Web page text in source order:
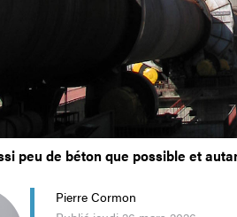
peu de béton que possible et
Pierre Cormon